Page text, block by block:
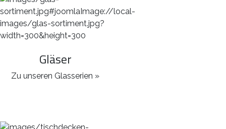
Gläser
Zu unseren Glasserien »